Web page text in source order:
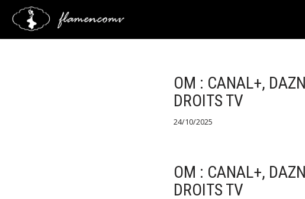
Saltar
OM : CANAL+,
DROITS TV
24/10/2025
OM : CANAL+,
DROITS TV